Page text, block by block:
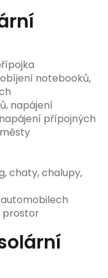
notebooků,
napájení
přípojných
chaty, chalupy,
prostor